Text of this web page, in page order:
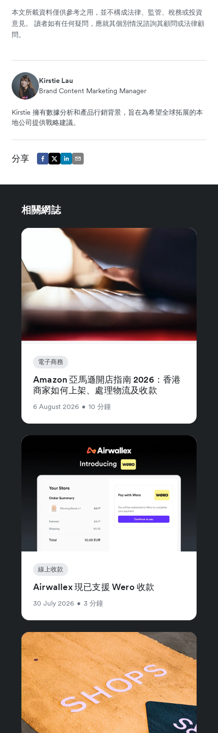
本文所載資料僅供參考之用，並不構成法律、監管、稅務或投資
意見。 讀者如有任何疑問，應就其個別情況諮詢其顧問或法律顧
問。
Kirstie Lau
Brand Content Marketing Manager
Kirstie 擁有數據分析和產品行銷背景，旨在為希望全球拓展的本
地公司提供戰略建議。
分享
相關網誌
電子商務
Amazon 亞馬遜開店指南 2026：香港
商家如何上架、處理物流及收款
6 August 2026 • 10 分鐘
線上收款
Airwallex 現已支援 Wero 收款
30 July 2026 • 3 分鐘